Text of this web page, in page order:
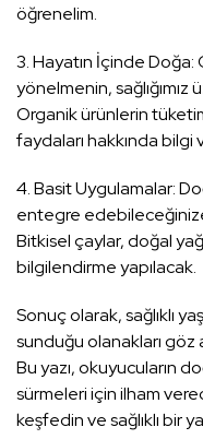
öğrenelim.
3. Hayatın İçinde Doğa:
yönelmenin,
Organik ürünlerin
faydaları hakkında bilgi
4. Basit Uygulamalar:
entegre
Bitkisel çaylar, doğal
bilgilendirme yapılacak.
Sonuç olarak, sağlıklı
sunduğu olanakları göz
Bu yazı, okuyucuların
sürmeleri için ilham
keşfedin ve sağlıklı bir